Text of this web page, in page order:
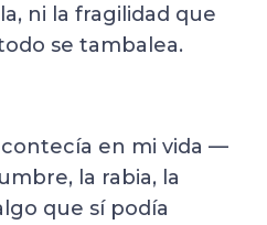
ni la fragilidad que
se tambalea.
en mi vida —
la rabia, la
que sí podía